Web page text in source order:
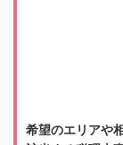
希望のエリアや